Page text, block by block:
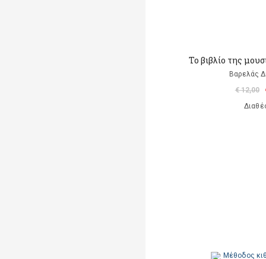
Το βιβλίο της
Βαρελάς
€ 12,00